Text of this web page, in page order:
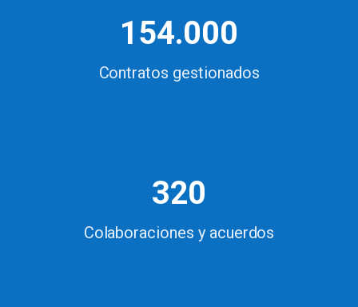
154.000
Contratos gestionados
320
Colaboraciones y acuerdos